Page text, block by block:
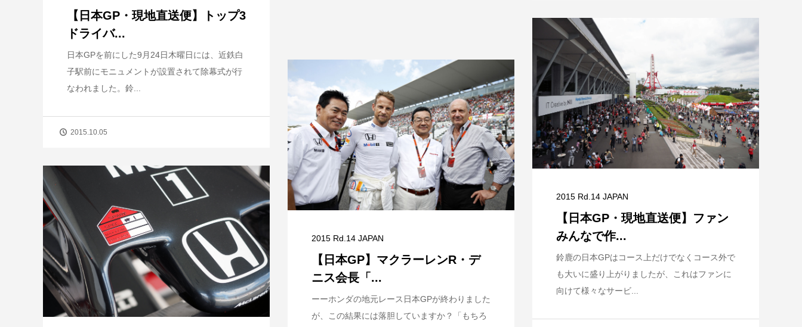
【日本GP・現地直送便】トップ3
ドライバ...
日本GPを前にした9月24日木曜日には、近鉄白
子駅前にモニュメントが設置されて除幕式が行
なわれました。鈴...
2015.10.05
2015 Rd.14 JAPAN
【日本GP・現地直送便】ファン
みんなで作...
鈴鹿の日本GPはコース上だけでなくコース外で
も大いに盛り上がりましたが、これはファンに
向けて様々なサービ...
2015 Rd.14 JAPAN
【日本GP】マクラーレンR・デ
ニス会長「...
ーーホンダの地元レース日本GPが終わりました
が、この結果には落胆していますか？「もちろ